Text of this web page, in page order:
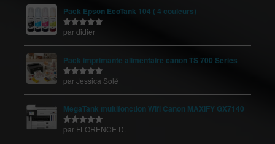
Pack Epson EcoTank 104 ( 4 couleurs)
Note 5sur
par didier
Pack imprimante alimentaire canon TS 700 Series
Note5sur
par Jessica Solé
MegaTank multifonction Wifi Canon MAXIFY GX7140
Note
sur
par FLORENCE D.